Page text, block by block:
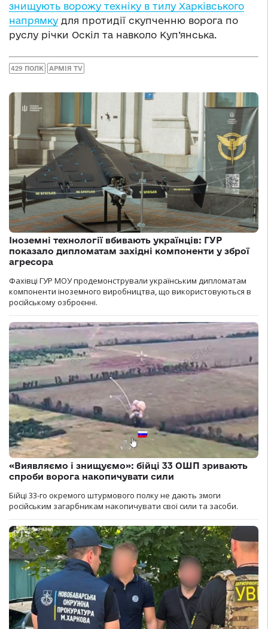
знищують ворожу техніку в тилу Харківського
напрямку для протидії скупченню ворога по
руслу річки Оскіл та навколо Куп’янська.
429 ПОЛК АРМІЯ TV
Іноземні технології вбивають українців: ГУР
показало дипломатам західні компоненти у зброї
агресора
Фахівці ГУР МОУ продемонстрували українським дипломатам
компоненти іноземного виробництва, що використовуються в
російському озброєнні.
«Виявляємо і знищуємо»: бійці 33 ОШП зривають
спроби ворога накопичувати сили
Бійці 33-го окремого штурмового полку не дають змоги
російським загарбникам накопичувати свої сили та засоби.